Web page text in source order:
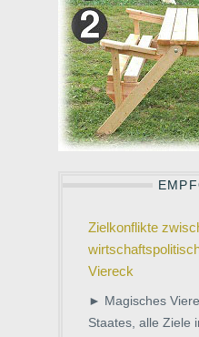
Zielkonflikte
Viereck
► Magisches
Staates, alle Ziele